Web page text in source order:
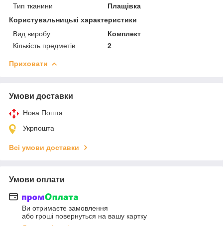
Тип тканини
Плащівка
Користувальницькі характеристики
Вид виробу
Комплект
Кількість предметів
2
Приховати
Умови доставки
Нова Пошта
Укрпошта
Всі умови доставки
Умови оплати
Ви отримаєте замовлення
або гроші повернуться на вашу картку